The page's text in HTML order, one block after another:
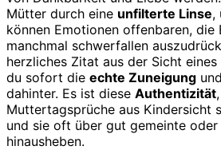
Mütter durch eine unfilterte Linse,
können Emotionen offenbaren, die
manchmal schwerfallen
herzliches Zitat aus der Sicht
du sofort die echte Zuneigung
dahinter. Es ist diese Authentizität
Muttertagsprüche aus Kindersicht
und sie oft über gut gemeinte
hinausheben.